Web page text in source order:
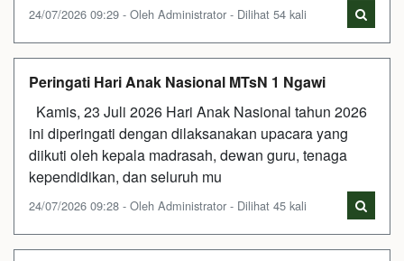
24/07/2026 09:29 - Oleh Administrator - Dilihat 54 kali
Peringati Hari Anak Nasional MTsN 1 Ngawi
Kamis, 23 Juli 2026 Hari Anak Nasional tahun 2026
ini diperingati dengan dilaksanakan upacara yang
diikuti oleh kepala madrasah, dewan guru, tenaga
kependidikan, dan seluruh mu
24/07/2026 09:28 - Oleh Administrator - Dilihat 45 kali